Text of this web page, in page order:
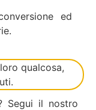
ed
Segui il nostro